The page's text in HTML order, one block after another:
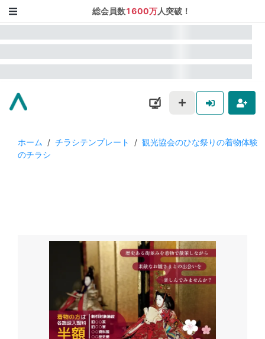
総会員数1600万人突破！
ホーム / チラシテンプレート / 観光協会のひな祭りの着物体験
のチラシ